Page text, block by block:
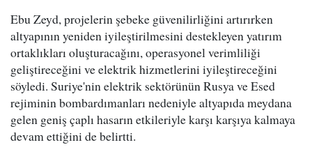
Ebu Zeyd, projelerin şebeke güvenilirliğini artırırken
altyapının yeniden iyileştirilmesini destekleyen yatırım
ortaklıkları oluşturacağını, operasyonel verimliliği
geliştireceğini ve elektrik hizmetlerini iyileştireceğini
söyledi. Suriye'nin elektrik sektörünün Rusya ve Esed
rejiminin bombardımanları nedeniyle altyapıda meydana
gelen geniş çaplı hasarın etkileriyle karşı karşıya kalmaya
devam ettiğini de belirtti.